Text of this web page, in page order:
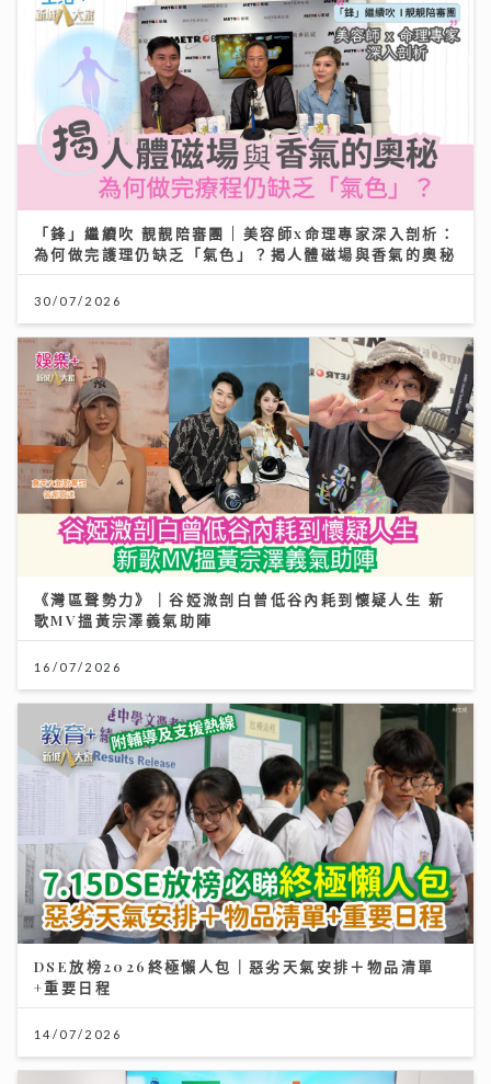
「鋒」繼續吹 靚靚陪審團 | 美容師x命理專家深入剖析：
為何做完護理仍缺乏「氣色」？揭人體磁場與香氣的奧秘
30/07/2026
《灣區聲勢力》｜谷婭溦剖白曾低谷內耗到懷疑人生 新
歌MV搵黃宗澤義氣助陣
16/07/2026
DSE放榜2026終極懶人包｜惡劣天氣安排＋物品清單
+重要日程
14/07/2026